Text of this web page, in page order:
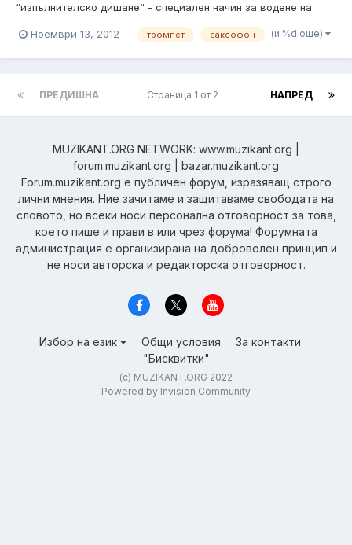
“изпълнителско дишане“ - специален начин за водене на
да се изпълняват дълги фрази; обща подготовка по
Ноември 13, 2012 тромпет саксофон (и %d още)
ПРЕДИШНА НАПРЕД
Страница 1 от 2
MUZIKANT.ORG NETWORK: www.muzikant.org |
forum.muzikant.org | bazar.muzikant.org
Forum.muzikant.org е публичен форум, изразяващ строго
лични мнения. Ние зачитаме и защитаваме свободата на
словото, но всеки носи персонална отговорност за това,
което пише и прави в или чрез форума! Форумната
администрация е организирана на доброволен принцип и
не носи авторска и редакторска отговорност.
Избор на език Общи условия
За контакти
"Бисквитки"
(c) MUZIKANT.ORG 2022
Powered by Invision Community